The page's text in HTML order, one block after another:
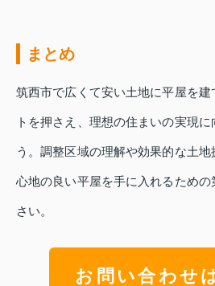
まとめ
筑西市で広くて安い土地に平屋を
トを押さえ、理想の住まいの実現
う。調整区域の理解や効果的な土
心地の良い平屋を手に入れるため
さい。
お問い合わせ